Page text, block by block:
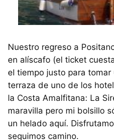
Nuestro regreso a
en alíscafo (el ticket
el tiempo justo para
terraza de uno de los
la Costa Amalfitana: La
maravilla pero mi bolsillo
un helado aquí.
seguimos camino.